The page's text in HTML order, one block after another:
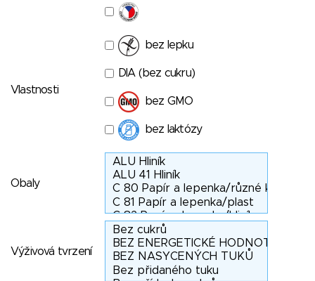
Vlastnosti
bez lepku
DIA (bez cukru)
bez GMO
bez laktózy
Obaly
Výživová tvrzení